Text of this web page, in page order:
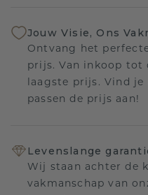
Jouw Visie, Ons
Ontvang het
prijs. Van inkoop tot
laagste prijs. Vind je
passen de prijs aan!
Levenslange
Wij staan achter de
vakmanschap van